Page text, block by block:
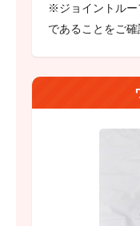
※ジョイントルー
であることをご確